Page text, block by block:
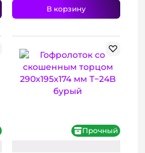
+ 11 фото
В корзину
Прочный